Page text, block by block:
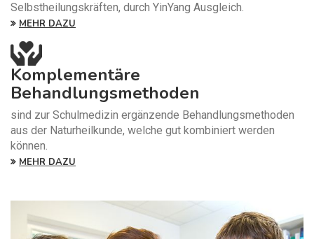
Selbstheilungskräften, durch YinYang Ausgleich.
MEHR DAZU
Komplementäre
Behandlungsmethoden
sind zur Schulmedizin ergänzende Behandlungsmethoden
aus der Naturheilkunde, welche gut kombiniert werden
können.
MEHR DAZU